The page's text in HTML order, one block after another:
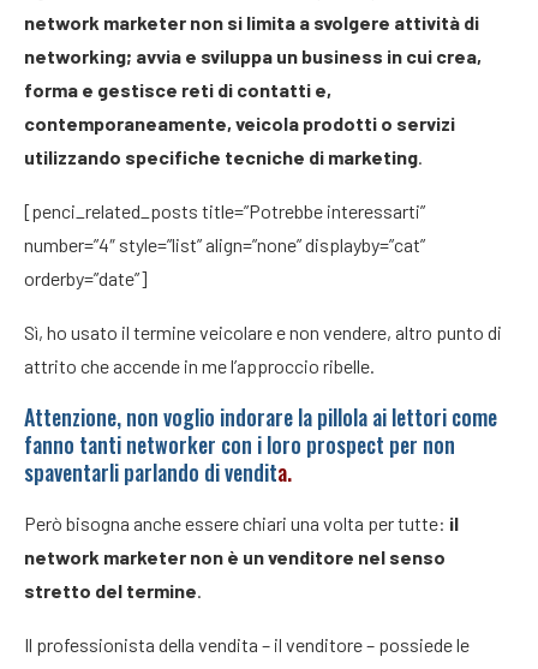
network marketer non si limita a svolgere attività di
networking; avvia e sviluppa un business in cui crea,
forma e gestisce reti di contatti e,
contemporaneamente, veicola prodotti o servizi
utilizzando specifiche tecniche di marketing.
[penci_related_posts title=”Potrebbe interessarti”
number=”4″ style=”list” align=”none” displayby=”cat”
orderby=”date”]
Sì, ho usato il termine veicolare e non vendere, altro punto di
attrito che accende in me l’approccio ribelle.
Attenzione, non voglio indorare la pillola ai lettori come
fanno tanti networker con i loro prospect per non
spaventarli parlando di vendita.
Però bisogna anche essere chiari una volta per tutte: il
network marketer non è un venditore nel senso
stretto del termine.
Il professionista della vendita – il venditore – possiede le